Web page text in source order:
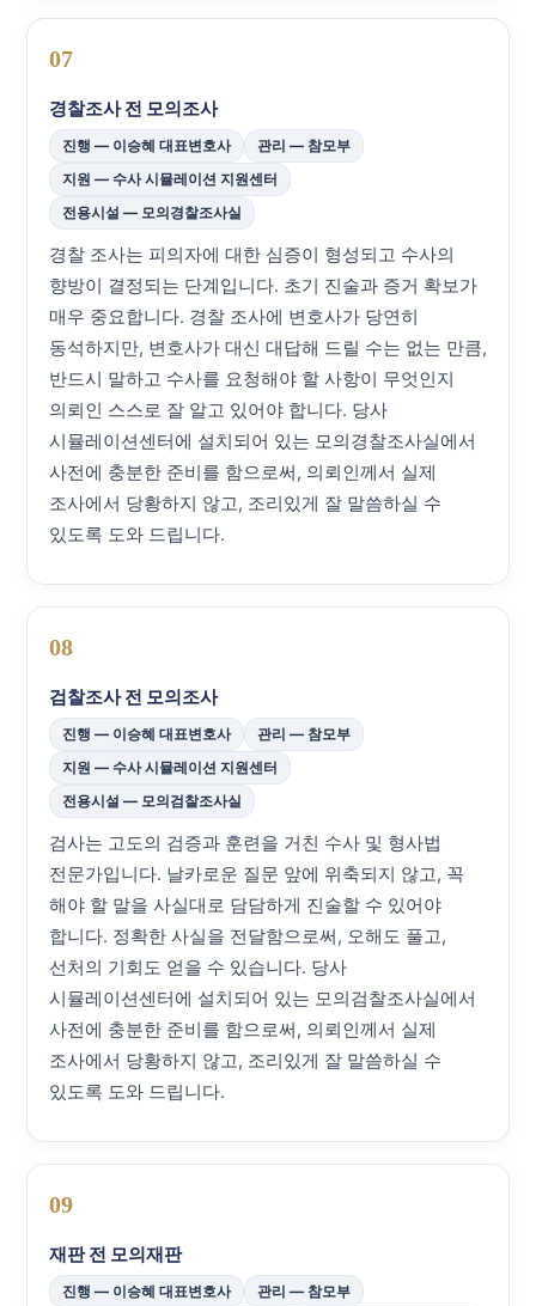
07
경찰조사 전 모의조사
진행 — 이승혜 대표변호사
관리 — 참모부
지원 — 수사 시뮬레이션 지원센터
전용시설 — 모의경찰조사실
경찰 조사는 피의자에 대한 심증이 형성되고 수사의
향방이 결정되는 단계입니다. 초기 진술과 증거 확보가
매우 중요합니다. 경찰 조사에 변호사가 당연히
동석하지만, 변호사가 대신 대답해 드릴 수는 없는 만큼,
반드시 말하고 수사를 요청해야 할 사항이 무엇인지
의뢰인 스스로 잘 알고 있어야 합니다. 당사
시뮬레이션센터에 설치되어 있는 모의경찰조사실에서
사전에 충분한 준비를 함으로써, 의뢰인께서 실제
조사에서 당황하지 않고, 조리있게 잘 말씀하실 수
있도록 도와 드립니다.
08
검찰조사 전 모의조사
진행 — 이승혜 대표변호사
관리 — 참모부
지원 — 수사 시뮬레이션 지원센터
전용시설 — 모의검찰조사실
검사는 고도의 검증과 훈련을 거친 수사 및 형사법
전문가입니다. 날카로운 질문 앞에 위축되지 않고, 꼭
해야 할 말을 사실대로 담담하게 진술할 수 있어야
합니다. 정확한 사실을 전달함으로써, 오해도 풀고,
선처의 기회도 얻을 수 있습니다. 당사
시뮬레이션센터에 설치되어 있는 모의검찰조사실에서
사전에 충분한 준비를 함으로써, 의뢰인께서 실제
조사에서 당황하지 않고, 조리있게 잘 말씀하실 수
있도록 도와 드립니다.
09
재판 전 모의재판
진행 — 이승혜 대표변호사
관리 — 참모부